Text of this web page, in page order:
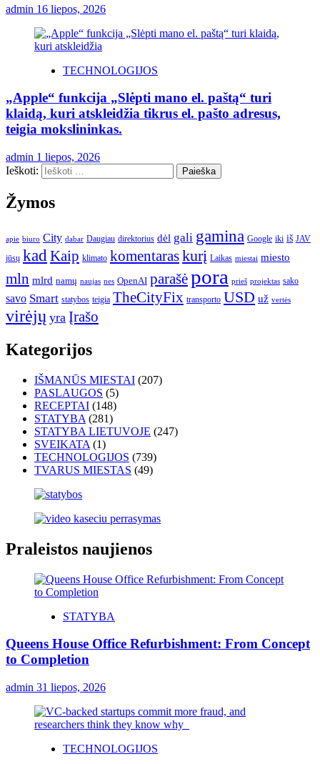
admin 16 liepos, 2026
TECHNOLOGIJOS
„Apple“ funkcija „Slėpti mano el. paštą“ turi
klaidą, kuri atskleidžia tikrus el. pašto adresus,
teigia mokslininkas.
admin 1 liepos, 2026
Ieškoti:
Žymos
apie biuro City dabar Daugiau direktorius dėl gali gamina Google iki iš JAV
jūsų kad Kaip klimato komentaraskurį Laikas miestai miesto
mln mlrd namų naujas nes OpenAI parašėpora prieš projektas sako
savo Smart statybos teigia TheCityFix transporto USD už vertės
virėjų yra Įrašo
Kategorijos
IŠMANŪS MIESTAI (207)
PASLAUGOS (5)
RECEPTAI (148)
STATYBA (281)
STATYBA LIETUVOJE (247)
SVEIKATA (1)
TECHNOLOGIJOS (739)
TVARUS MIESTAS (49)
Praleistos naujienos
STATYBA
Queens House Office Refurbishment: From Concept
to Completion
admin 31 liepos, 2026
TECHNOLOGIJOS